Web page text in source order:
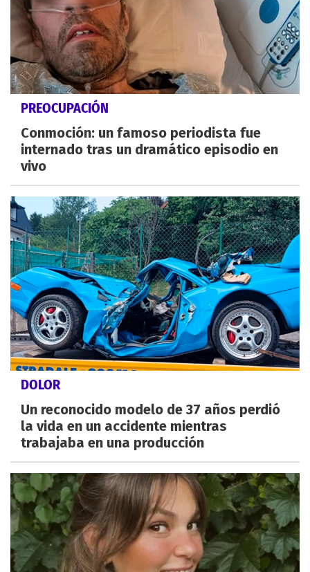
PREOCUPACIÓN
Conmoción: un famoso periodista fue
internado tras un dramático episodio en
vivo
DOLOR
Un reconocido modelo de 37 años perdió
la vida en un accidente mientras
trabajaba en una producción